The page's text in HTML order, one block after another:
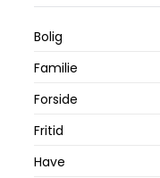
Bolig
Familie
Forside
Fritid
Have